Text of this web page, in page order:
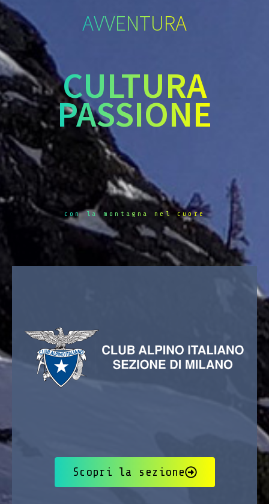
AVVENTURA
CULTURA
PASSIONE
con la montagna nel cuore
Scopri la sezione